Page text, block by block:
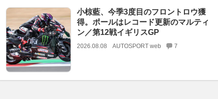
小椋藍、今季3度目のフロントロウ獲
得。ポールはレコード更新のマルティ
ン／第12戦イギリスGP
2026.08.08 AUTOSPORT web 7